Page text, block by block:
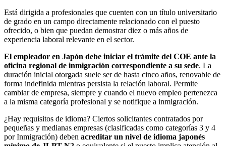
Está dirigida a profesionales que cuenten con un título universitario
de grado en un campo directamente relacionado con el puesto
ofrecido, o bien que puedan demostrar diez o más años de
experiencia laboral relevante en el sector.
El empleador en Japón debe iniciar el trámite del COE ante la
oficina regional de inmigración correspondiente a su sede. La
duración inicial otorgada suele ser de hasta cinco años, renovable de
forma indefinida mientras persista la relación laboral. Permite
cambiar de empresa, siempre y cuando el nuevo empleo pertenezca
a la misma categoría profesional y se notifique a inmigración.
¿Hay requisitos de idioma? Ciertos solicitantes contratados por
pequeñas y medianas empresas (clasificadas como categorías 3 y 4
por Inmigración) deben acreditar un nivel de idioma japonés